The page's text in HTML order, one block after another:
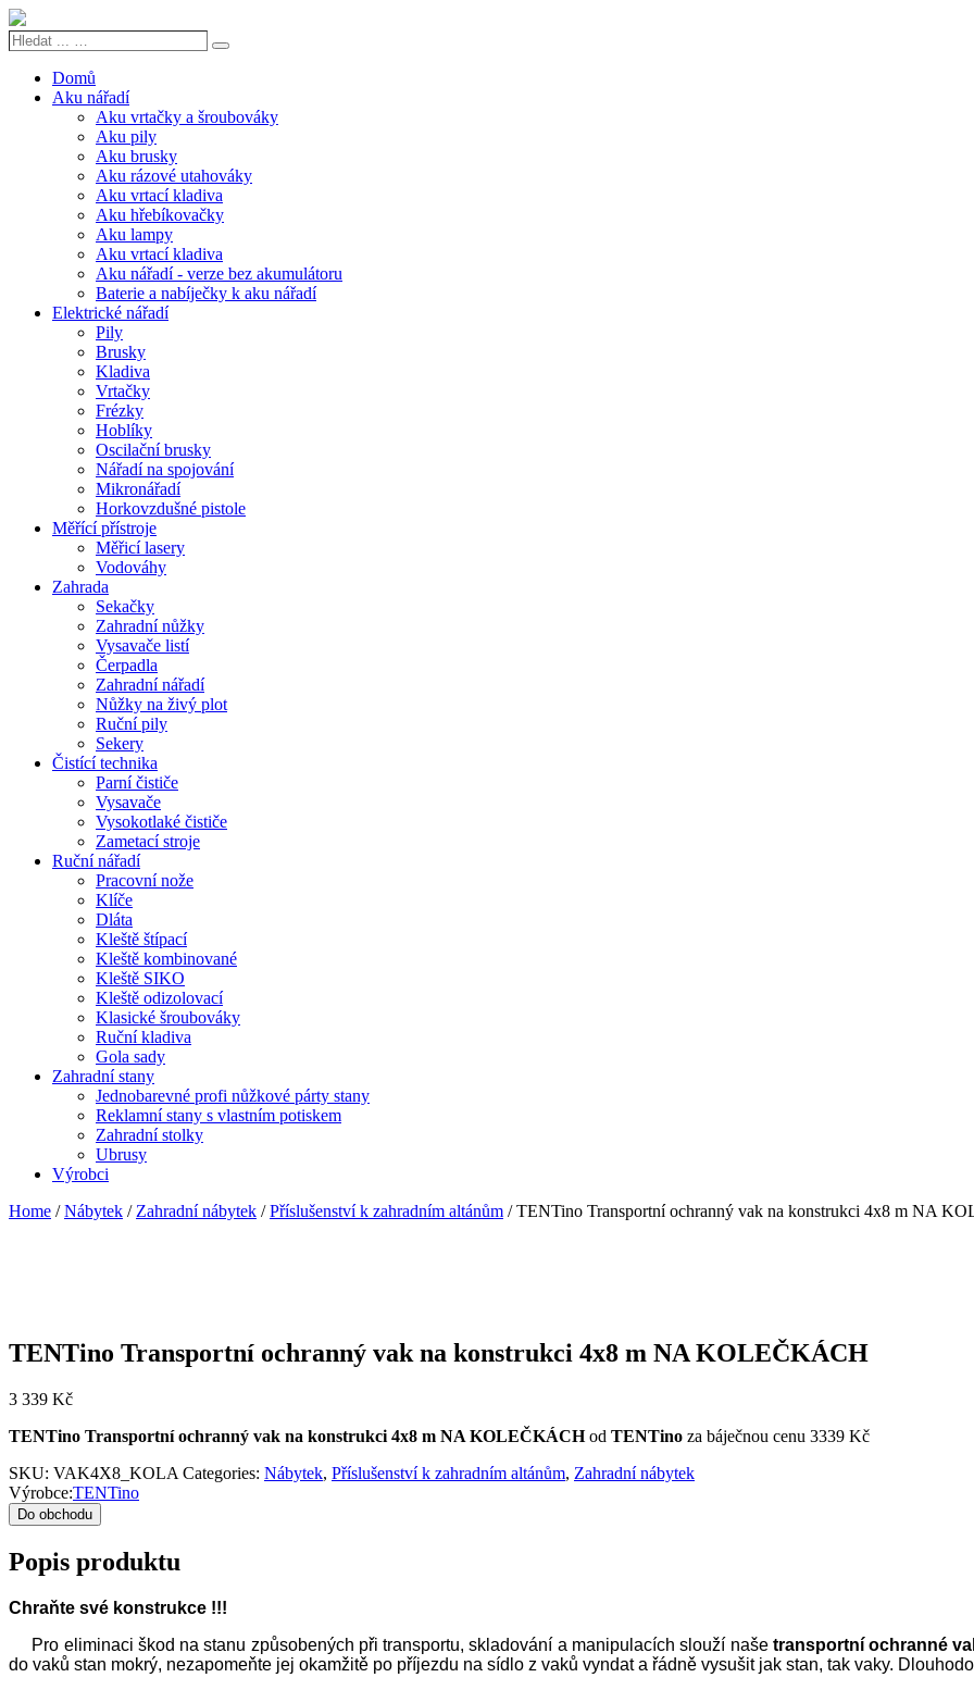
Hledat
Search
Domů
Aku nářadí
Aku vrtačky a šroubováky
Aku pily
Aku brusky
Aku rázové utahováky
Aku vrtací kladiva
Aku hřebíkovačky
Aku lampy
Aku vrtací kladiva
Aku nářadí - verze bez akumulátoru
Baterie a nabíječky k aku nářadí
Elektrické nářadí
Pily
Brusky
Kladiva
Vrtačky
Frézky
Hoblíky
Oscilační brusky
Nářadí na spojování
Mikronářadí
Horkovzdušné pistole
Měřící přístroje
Měřicí lasery
Vodováhy
Zahrada
Sekačky
Zahradní nůžky
Vysavače listí
Čerpadla
Zahradní nářadí
Nůžky na živý plot
Ruční pily
Sekery
Čistící technika
Parní čističe
Vysavače
Vysokotlaké čističe
Zametací stroje
Ruční nářadí
Pracovní nože
Klíče
Dláta
Kleště štípací
Kleště kombinované
Kleště SIKO
Kleště odizolovací
Klasické šroubováky
Ruční kladiva
Gola sady
Zahradní stany
Jednobarevné profi nůžkové párty stany
Reklamní stany s vlastním potiskem
Zahradní stolky
Ubrusy
Výrobci
Home /Nábytek / Zahradní nábytek /Příslušenství k zahradním altánům / TENTino Transportní ochranný vak na konstrukci 4x8 m NA
TENTino Transportní ochranný vak na konstrukci 4x8 m NA KOLEČKÁCH
3 339 Kč
TENTino Transportní ochranný vak na konstrukci 4x8 m NA KOLEČKÁCHod TENTino za báječnou cenu 3339 Kč
SKU: VAK4X8_KOLA Categories: Nábytek, Příslušenství k zahradním altánům, Zahradní nábytek
Výrobce:TENTino
Do obchodu
Popis produktu
Chraňte své konstrukce !!!
Pro eliminaci škod na stanu způsobených při transportu, skladování a manipulacích slouží naše transportní ochranné
do vaků stan mokrý, nezapomeňte jej okamžitě po příjezdu na sídlo z vaků vyndat a řádně vysušit jak stan, tak vaky.